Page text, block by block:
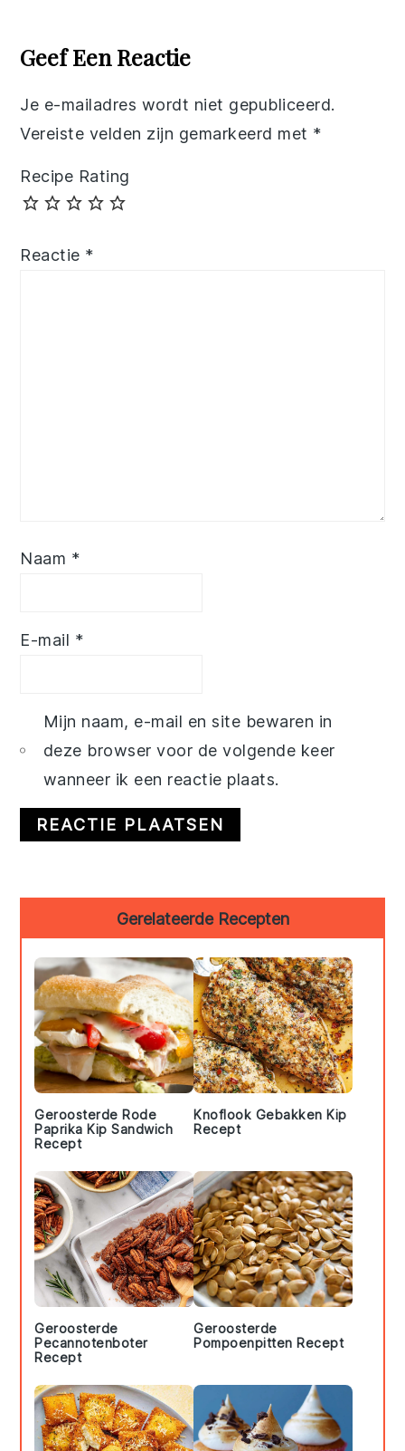
Interactions
Geef Een Reactie
Je e-mailadres wordt niet gepubliceerd.
Vereiste velden zijn gemarkeerd met *
Recipe Rating
Reactie *
Naam *
E-mail *
Mijn naam, e-mail en site bewaren in
deze browser voor de volgende keer
wanneer ik een reactie plaats.
Sidebar
Gerelateerde Recepten
Geroosterde Rode
Paprika Kip Sandwich
Recept
Knoflook Gebakken Kip
Recept
Geroosterde
Pecannotenboter
Recept
Geroosterde
Pompoenpitten Recept